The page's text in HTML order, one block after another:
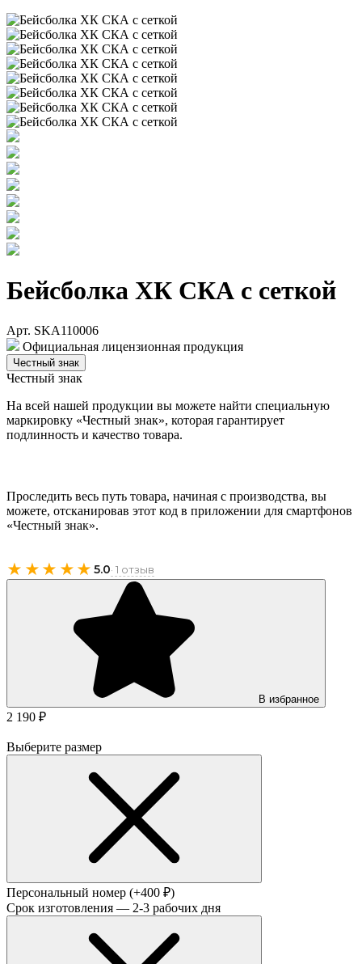
Бейсболка ХК СКА с сеткой
Арт. SKA110006
Официальная лицензионная продукция
Честный знак
Честный знак
На всей нашей продукции вы можете найти специальную
маркировку «Честный знак», которая гарантирует
подлинность и качество товара.
Проследить весь путь товара, начиная с производства, вы
можете, отсканировав этот код в приложении для смартфонов
«Честный знак».
★★★★★ 5.0· 1 отзыв
В избранное
2 190 ₽
Выберите размер
Персональный номер (+400 ₽)
Срок изготовления — 2-3 рабочих дня